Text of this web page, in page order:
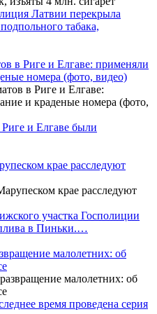
Латвии перекрыла
табака,
в Риге и Елгаве: применяли
номера (фото, видео)
и Елгаве были
крае расследуют
участка Госполиции
в Пиньки.…
малолетних: об
время проведена серия